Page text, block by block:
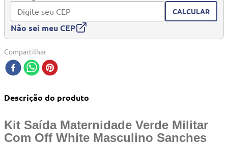
CALCULAR
Não sei meu CEP
Compartilhar
Descrição do produto
Kit Saída Maternidade Verde Militar
Com Off White Masculino Sanches